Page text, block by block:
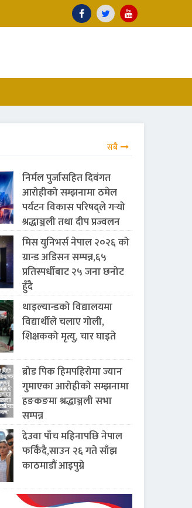
सबै
निर्मल पुर्जासहित दिवंगत
आरोहीको सम्झनामा ठमेल
पर्यटन विकास परिषद्ले गर्‍यो
श्रद्धाञ्जली तथा दीप प्रज्वलन
मिस युनिभर्स नेपाल २०२६ को
ग्रान्ड अडिसन सम्पन्न,६५
प्रतिस्पर्धीबाट २५ जना छनोट
हुँदै
थाइल्यान्डको विद्यालयमा
विद्यार्थीले चलाए गोली,
शिक्षकको मृत्यु, चार घाइते
ब्रोड पिक हिमपहिरोमा ज्यान
गुमाएका आरोहीको सम्झनामा
हङकङमा श्रद्धाञ्जली सभा
सम्पन्न
देउवा पाँच महिनापछि नेपाल
फर्किँदै,साउन २६ गते साँझ
काठमाडौं आइपुग्ने